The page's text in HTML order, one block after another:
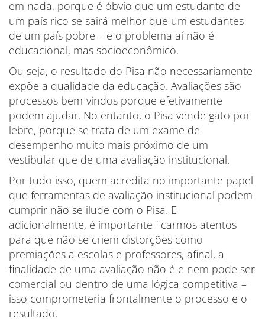
em nada, porque é óbvio que um estudante de
um país rico se sairá melhor que um estudantes
de um país pobre – e o problema aí não é
educacional, mas socioeconômico.
Ou seja, o resultado do Pisa não necessariamente
expõe a qualidade da educação. Avaliações são
processos bem-vindos porque efetivamente
podem ajudar. No entanto, o Pisa vende gato por
lebre, porque se trata de um exame de
desempenho muito mais próximo de um
vestibular que de uma avaliação institucional.
Por tudo isso, quem acredita no importante papel
que ferramentas de avaliação institucional podem
cumprir não se ilude com o Pisa. E
adicionalmente, é importante ficarmos atentos
para que não se criem distorções como
premiações a escolas e professores, afinal, a
finalidade de uma avaliação não é e nem pode ser
comercial ou dentro de uma lógica competitiva –
isso comprometeria frontalmente o processo e o
resultado.